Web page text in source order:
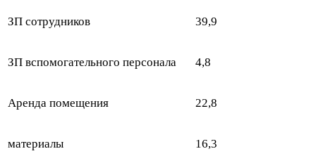
ЗП сотрудников 39,9
ЗП вспомогательного персонала 4,8
Аренда помещения 22,8
материалы 16,3